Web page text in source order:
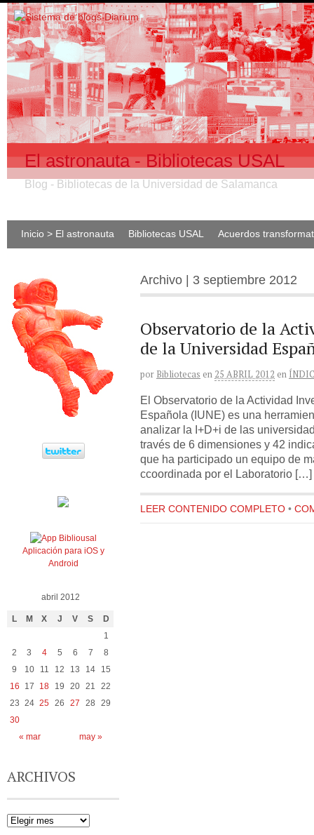
El astronauta - Bibliotecas USAL
Blog - Bibliotecas de la Universidad de Salamanca
Inicio > El astronauta Bibliotecas USAL Acuerdos
Archivo | 3 septiembre 2012
Observatorio de la
de la Universidad
por Bibliotecas en 25 ABRIL 2012 en
El Observatorio de la Actividad
Española (IUNE) es una
analizar la I+D+i de las
través de 6 dimensiones y 42
que ha participado un equipo de
ccoordinada por el Laboratorio […]
LEER CONTENIDO COMPLETO •
Aplicación para iOS y
Android
abril 2012
L M X J V S D
« mar may »
1
2
3 4 5 6 7
8
9
10 11 12 13 14
15
16
17 18 19 20 21
22
23 24 25 26 27 28
29
30
ARCHIVOS